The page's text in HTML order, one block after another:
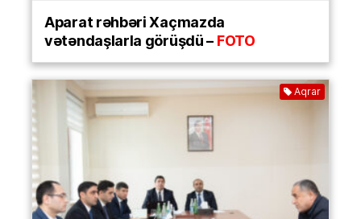
Aparat rəhbəri Xaçmazda
vətəndaşlarla görüşdü –FOTO
Aqrar